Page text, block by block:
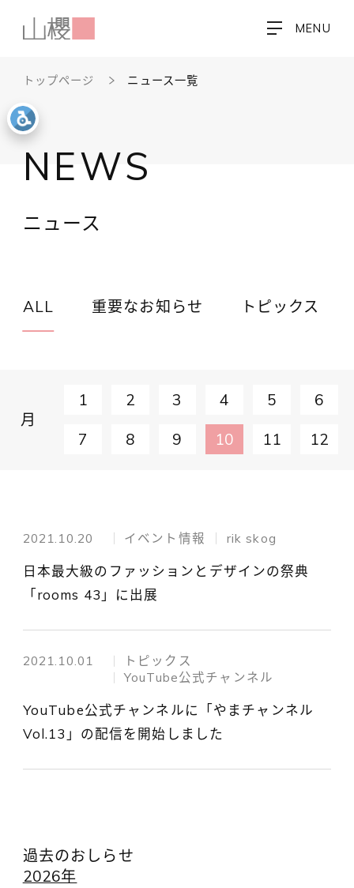
MENU
トップページ ニュース一覧
NEWS
ニュース
ALL 重要なお知らせ トピックス
月
1 2 3 4 5 6
7 8 9 10 11 12
2021.10.20 イベント情報 rik skog
日本最大級のファッションとデザインの祭典
「rooms 43」に出展
2021.10.01
トピックス
YouTube公式チャンネル
YouTube公式チャンネルに「やまチャンネル
Vol.13」の配信を開始しました
過去のおしらせ
2026年